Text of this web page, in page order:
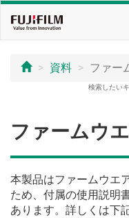
資料 ファー
検索したい
ファームウ
本製品はファームウエ
ため、付属の使用説明
あります。詳しくは下